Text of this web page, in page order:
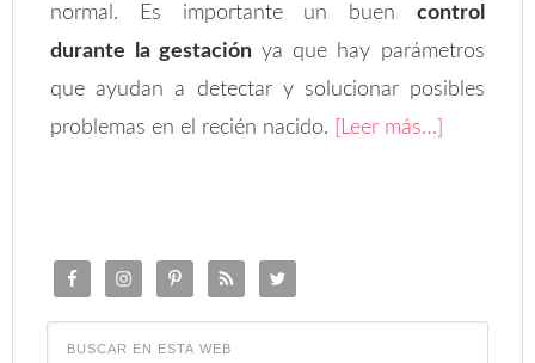
normal. Es importante un buen control
durante la gestaciónya que hay parámetros
que ayudan a detectar y solucionar posibles
problemas en el recién nacido.
[Leer más…]